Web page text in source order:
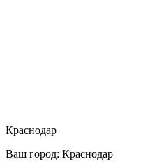
Краснодар
Ваш город: Краснодар